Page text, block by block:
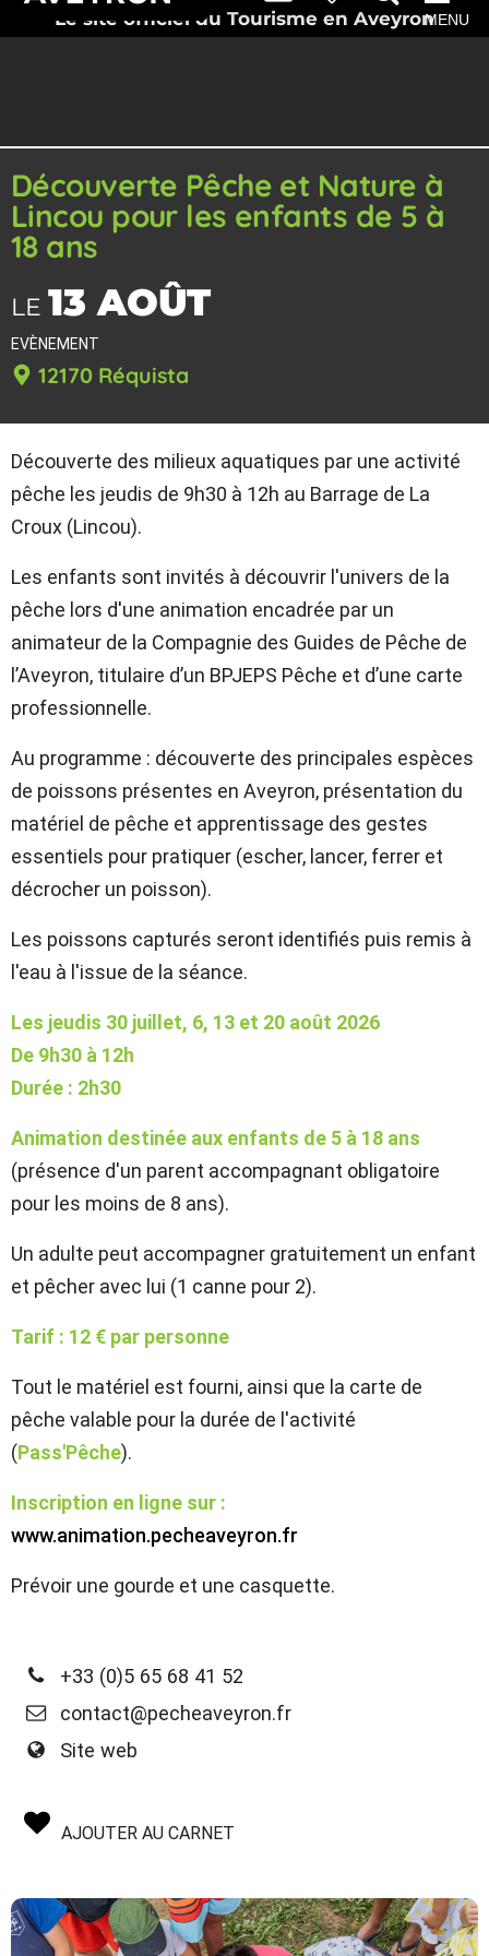
Le site officiel du Tourisme en AveyronMENU
Découverte Pêche et Nature à
Lincou pour les enfants de 5 à
18 ans
LE 13 AOÛT
EVÈNEMENT
12170 Réquista
Découverte des milieux aquatiques par une activité
pêche les jeudis de 9h30 à 12h au Barrage de La
Croux (Lincou).
Les enfants sont invités à découvrir l'univers de la
pêche lors d'une animation encadrée par un
animateur de la Compagnie des Guides de Pêche de
l’Aveyron, titulaire d’un BPJEPS Pêche et d’une carte
professionnelle.
Au programme : découverte des principales espèces
de poissons présentes en Aveyron, présentation du
matériel de pêche et apprentissage des gestes
essentiels pour pratiquer (escher, lancer, ferrer et
décrocher un poisson).
Les poissons capturés seront identifiés puis remis à
l'eau à l'issue de la séance.
Les jeudis 30 juillet, 6, 13 et 20 août 2026
De 9h30 à 12h
Durée : 2h30
Animation destinée aux enfants de 5 à 18 ans
(présence d'un parent accompagnant obligatoire
pour les moins de 8 ans).
Un adulte peut accompagner gratuitement un enfant
et pêcher avec lui (1 canne pour 2).
Tarif : 12 € par personne
Tout le matériel est fourni, ainsi que la carte de
pêche valable pour la durée de l'activité
(Pass'Pêche).
Inscription en ligne sur :
www.animation.pecheaveyron.fr
Prévoir une gourde et une casquette.
+33 (0)5 65 68 41 52
contact@pecheaveyron.fr
Site web
AJOUTER AU CARNET